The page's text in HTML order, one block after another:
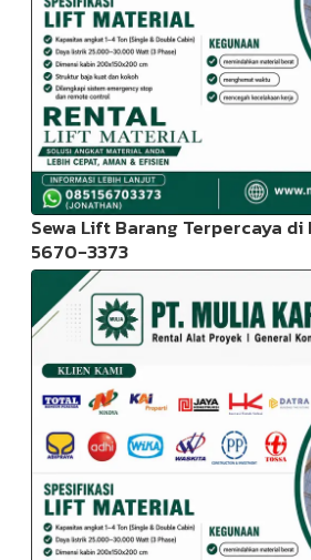
Sewa Lift Barang Terpercaya
5670-3373